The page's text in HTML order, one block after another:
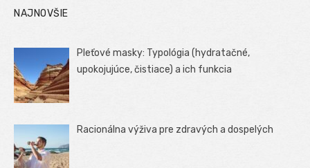
NAJNOVŠIE
Pleťové masky: Typológia (hydratačné,
upokojujúce, čistiace) a ich funkcia
Racionálna výživa pre zdravých a dospelých